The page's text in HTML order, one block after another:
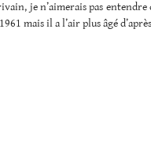
je n’aimerais pas entendre
mais il a l’air plus âgé